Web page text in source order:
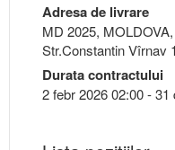
Adresa de livrare
MD 2025,
Str.Constantin Vîrnav
Durata contractului
2 febr 2026 02:00 -